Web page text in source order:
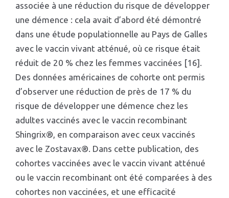
associée à une réduction du risque de développer
une démence : cela avait d’abord été démontré
dans une étude populationnelle au Pays de Galles
avec le vaccin vivant atténué, où ce risque était
réduit de 20 % chez les femmes vaccinées [16].
Des données américaines de cohorte ont permis
d’observer une réduction de près de 17 % du
risque de développer une démence chez les
adultes vaccinés avec le vaccin recombinant
Shingrix®, en comparaison avec ceux vaccinés
avec le Zostavax®. Dans cette publication, des
cohortes vaccinées avec le vaccin vivant atténué
ou le vaccin recombinant ont été comparées à des
cohortes non vaccinées, et une efficacité